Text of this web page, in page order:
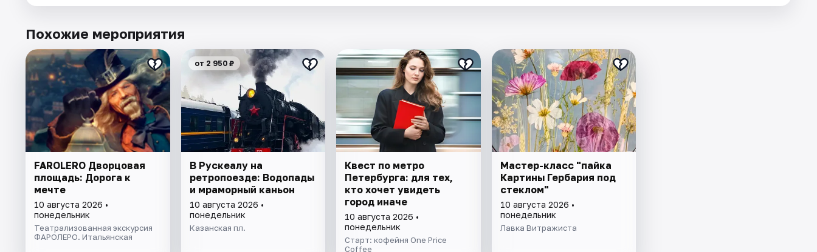
Похожие мероприятия
FAROLERO Дворцовая
площадь: Дорога к
мечте
10 августа 2026 •
понедельник
Театрализованная экскурсия
ФАРОЛЕРО. Итальянская
от 2 950 ₽
В Рускеалу на
ретропоезде: Водопады
и мраморный каньон
10 августа 2026 •
понедельник
Казанская пл.
Квест по метро
Петербурга: для тех,
кто хочет увидеть
город иначе
10 августа 2026 •
понедельник
Старт: кофейня One Price
Coffee
Мастер-класс "пайка
Картины Гербария под
стеклом"
10 августа 2026 •
понедельник
Лавка Витражиста